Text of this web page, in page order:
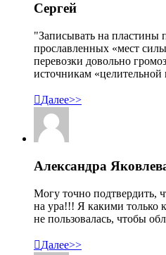
Сергей
"Записывать на пластины
прославленных «мест
перевозки довольно
источникам
Далее>>
Александра
Могу точно подтвердить,
на ура!!! Я какими только
не пользовалась, чтобы
Далее>>